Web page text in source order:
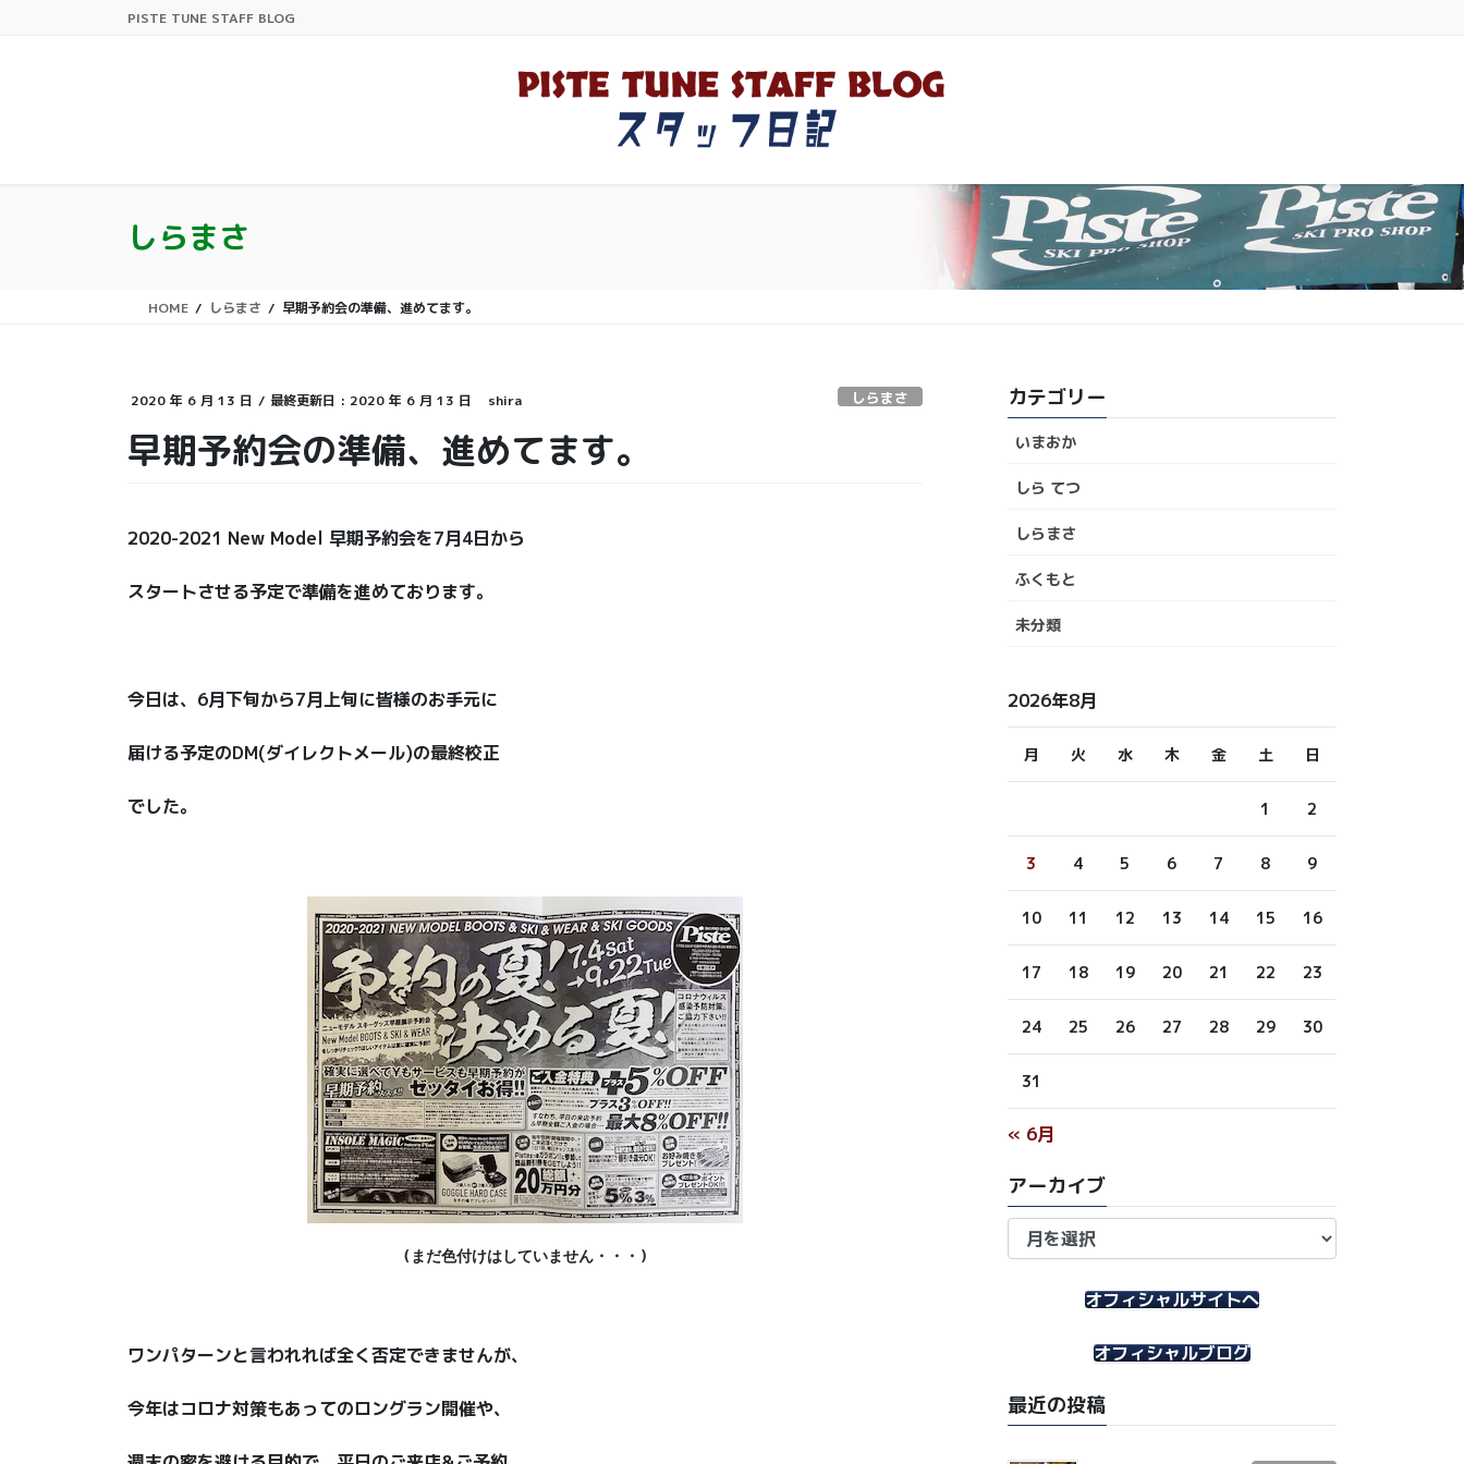
PISTE TUNE STAFF BLOG
しらまさ
HOME しらまさ 早期予約会の準備、進めてます。
2020 年 6 月 13 日 / 最終更新日 : 2020 年 6 月 13 日 shira しらまさ
早期予約会の準備、進めてます。
2020-2021 New Model 早期予約会を7月4日から
スタートさせる予定で準備を進めております。
今日は、6月下旬から7月上旬に皆様のお手元に
届ける予定のDM(ダイレクトメール)の最終校正
でした。
(まだ色付けはしていません・・・)
ワンパターンと言われれば全く否定できませんが、
今年はコロナ対策もあってのロングラン開催や、
カテゴリー
いまおか
しら てつ
しらまさ
ふくもと
未分類
2026年8月
月 火 水 木 金 土 日
1 2
3 4 5 6 7 8 9
10 11 12 13 14 15 16
17 18 19 20 21 22 23
24 25 26 27 28 29 30
31
« 6月
アーカイブ
ア
オフィシャルサイトへ
オフィシャルブログ
最近の投稿